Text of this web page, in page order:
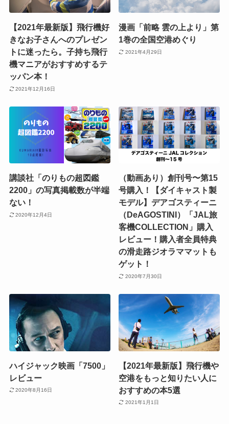
【2021年最新版】飛行機好
きなお子さんへのプレゼン
トに迷ったら。子持ち飛行
機マニアがおすすめするテ
ッパン本！
2021年12月16日
漫画「前略 雲の上より」第
1巻の全国空港めぐり
2021年4月29日
講談社「のりもの超図鑑
2200」の写真掲載数が半端
ない！
2020年12月4日
（動画あり）創刊号〜第15
号購入！【ダイキャスト製
モデル】デアゴスティーニ
（DeAGOSTINI）「JAL旅
客機COLLECTION」購入
レビュー！購入者全員特典
の滑走路ジオラママットも
ゲット！
2020年7月30日
ハイジャック映画「7500」
レビュー
2020年8月16日
【2021年最新版】飛行機や
空港をもっと知りたい人に
おすすめの本5選
2021年1月1日